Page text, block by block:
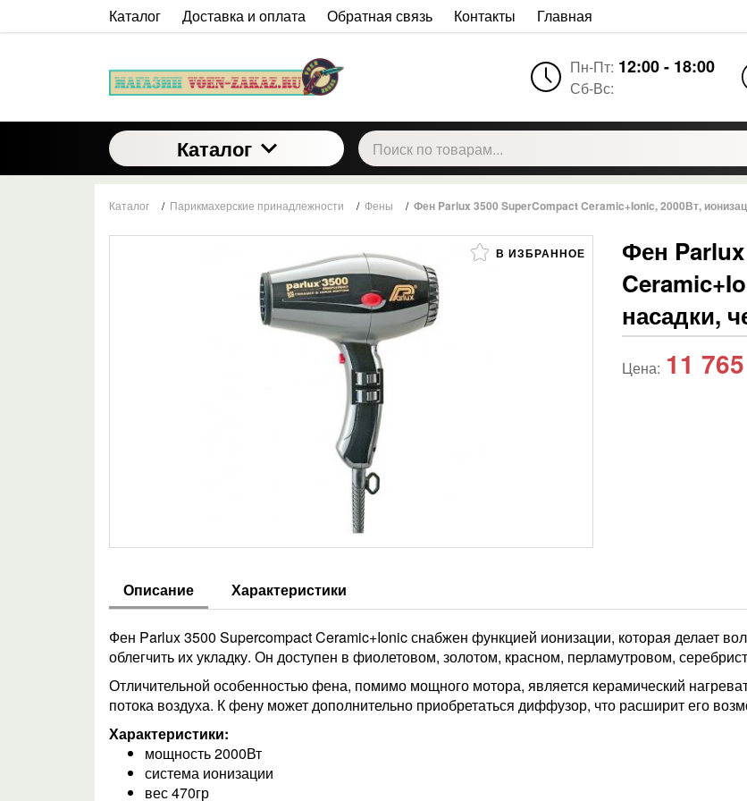
Каталог Доставка и оплата Обратная связь Контакты Главная
Пн-Пт: 12:00 - 18:00
Сб-Вс:
Каталог
Каталог / Парикмахерские принадлежности / Фены / Фен Parlux 3500 SuperCompact Ceramic+Ionic, 2000Вт,
В ИЗБРАННОЕ
Фен
насадки,
Цена: 11 765
Описание Характеристики
Фен Parlux 3500 Supercompact Ceramic+Ionic снабжен функцией ионизации, которая делает
облегчить их укладку. Он доступен в фиолетовом, золотом, красном, перламутровом,
Отличительной особенностью фена, помимо мощного мотора, является керамический
потока воздуха. К фену может дополнительно приобретаться диффузор, что расширит его
Характеристики:
мощность 2000Вт
система ионизации
вес 470гр